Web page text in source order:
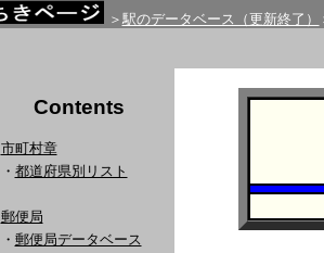
＞ 駅のデータベース（更新終了）
Contents
市町村章
・ 都道府県別リスト
郵便局
・ 郵便局データベース